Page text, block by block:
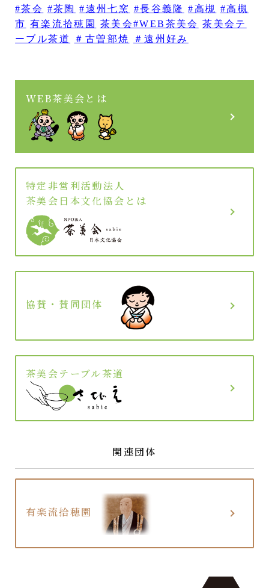
#茶会 #茶陶 #遠州七窯 #長谷義隆 #高槻
#高槻
市 有楽流拾穂園 茶美会#WEB茶美会 茶美会テ
ーブル茶道
＃古曽部焼 ＃遠州好み
WEB茶美会とは
特定非営利活動法人
茶美会日本文化協会とは
協賛・賛同団体
茶美会テーブル茶道
関連団体
有楽流拾穂園